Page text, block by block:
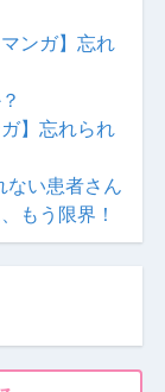
ンガ】忘れ
】忘れられ
い患者さん
もう限界！